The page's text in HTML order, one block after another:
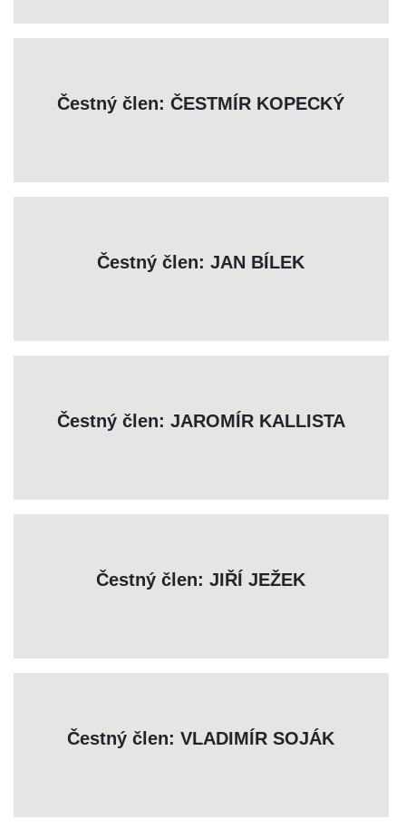
Čestný člen: ČESTMÍR KOPECKÝ
Čestný člen: JAN BÍLEK
Čestný člen: JAROMÍR KALLISTA
Čestný člen: JIŘÍ JEŽEK
Čestný člen: VLADIMÍR SOJÁK